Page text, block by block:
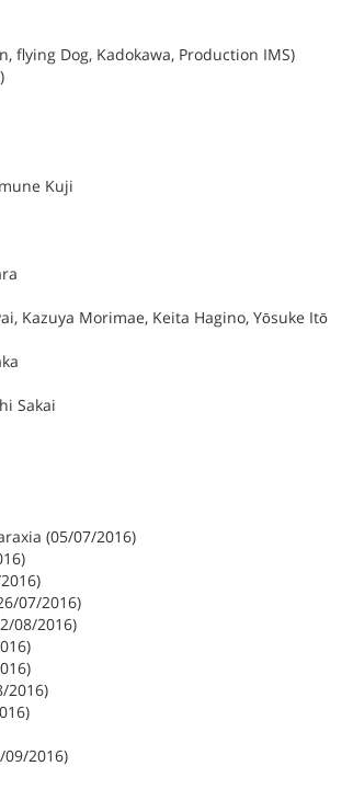
flying Dog, Kadokawa, Production IMS)
Kuji
Kazuya Morimae, Keita Hagino, Yōsuke Itō
Sakai
(05/07/2016)
07/2016)
08/2016)
2016)
2016)